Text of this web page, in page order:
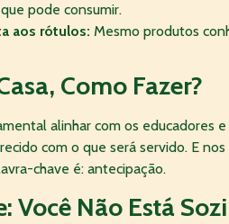
pode consumir.
aos rótulos: Mesmo produtos
Como Fazer?
alinhar com os educadores
com o que será servido. E
chave é: antecipação.
Você Não Está